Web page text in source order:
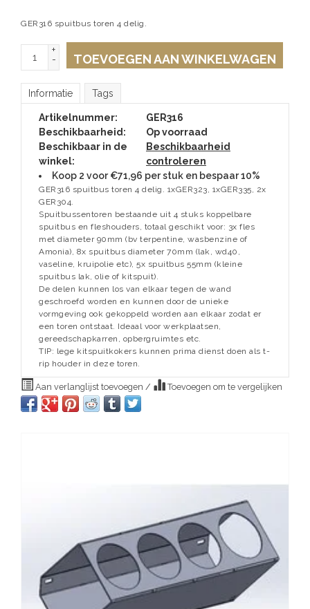
GER316 spuitbus toren 4 delig.
+
-
TOEVOEGEN AAN WINKELWAGEN
Informatie Tags
Artikelnummer:
GER316
Beschikbaarheid:
Op voorraad
Beschikbaar in de
winkel:
Beschikbaarheid
controleren
Koop 2 voor €71,96 per stuk en bespaar 10%
GER316 spuitbus toren 4 delig. 1xGER323, 1xGER335, 2x
GER304.
Spuitbussentoren bestaande uit 4 stuks koppelbare
spuitbus en fleshouders, totaal geschikt voor: 3x fles
met diameter 90mm (bv terpentine, wasbenzine of
Amonia), 8x spuitbus diameter 70mm (lak, wd40,
vaseline, kruipolie etc), 5x spuitbus 55mm (kleine
spuitbus lak, olie of kitspuit).
De delen kunnen los van elkaar tegen de wand
geschroefd worden en kunnen door de unieke
vormgeving ook gekoppeld worden aan elkaar zodat er
een toren ontstaat. Ideaal voor werkplaatsen,
gereedschapkarren, opbergruimtes etc.
TIP: lege kitspuitkokers kunnen prima dienst doen als t-
rip houder in deze toren.
Aan verlanglijst toevoegen / Toevoegen om te vergelijken